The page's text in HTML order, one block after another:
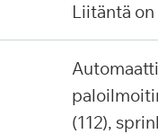
liitäntä on
automaattinen
(112),